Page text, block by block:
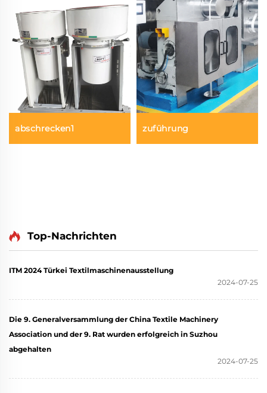
abschrecken1 zuführung
Top-Nachrichten
ITM 2024 Türkei Textilmaschinenausstellung
2024-07-25
Die 9. Generalversammlung der China Textile Machinery
Association und der 9. Rat wurden erfolgreich in Suzhou
abgehalten
2024-07-25